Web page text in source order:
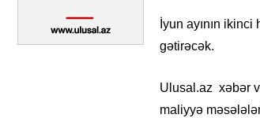
İyun ayının
gətirəcək.
Ulusal.az xəbər
maliyyə